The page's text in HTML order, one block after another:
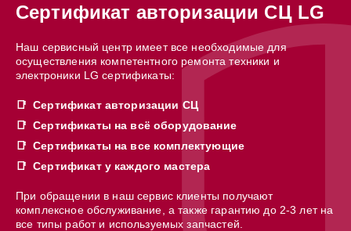
Сертификат авторизации СЦ LG
Наш сервисный центр имеет все необходимые для
осуществления компетентного ремонта техники и
электроники LG сертификаты:
Сертификат авторизации СЦ
Сертификаты на всё оборудование
Сертификаты на все комплектующие
Сертификат у каждого мастера
При обращении в наш сервис клиенты получают
комплексное обслуживание, а также гарантию до 2-3 лет на
все типы работ и используемых запчастей.